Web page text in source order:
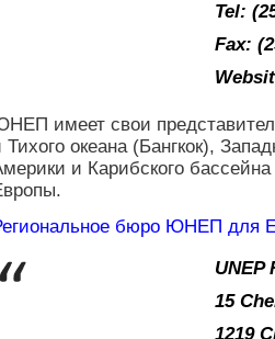
Tel:
Fax:
имеет свои
Тихого океана (Бангкок),
и Карибского
бюро ЮНЕП для
UNEP
15
1219